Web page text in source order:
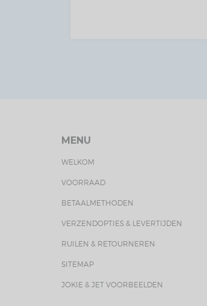
MENU
WELKOM
VOORRAAD
BETAALMETHODEN
VERZENDOPTIES & LEVERTIJDEN
RUILEN & RETOURNEREN
SITEMAP
JOKIE & JET VOORBEELDEN